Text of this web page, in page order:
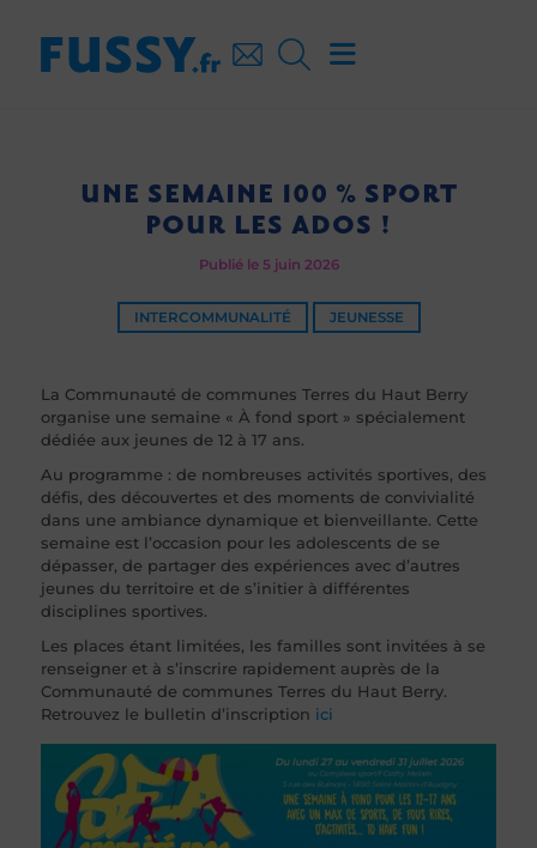
UNE SEMAINE 100 % SPORT
POUR LES ADOS !
Publié le 5 juin 2026
INTERCOMMUNALITÉ JEUNESSE
La Communauté de communes Terres du Haut Berry
organise une semaine « À fond sport » spécialement
dédiée aux jeunes de 12 à 17 ans.
Au programme : de nombreuses activités sportives, des
défis, des découvertes et des moments de convivialité
dans une ambiance dynamique et bienveillante. Cette
semaine est l’occasion pour les adolescents de se
dépasser, de partager des expériences avec d’autres
jeunes du territoire et de s’initier à différentes
disciplines sportives.
Les places étant limitées, les familles sont invitées à se
renseigner et à s’inscrire rapidement auprès de la
Communauté de communes Terres du Haut Berry.
Retrouvez le bulletin d’inscription ici